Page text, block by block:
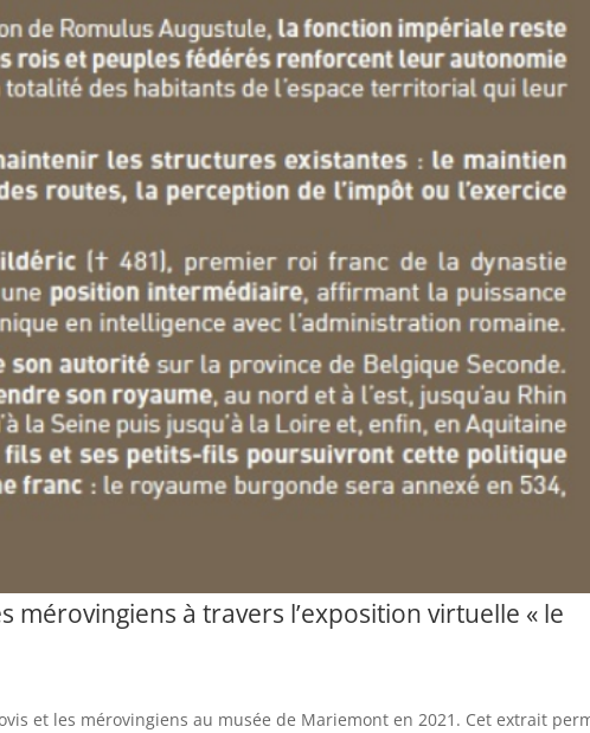
mérovingiens à travers l’exposition virtuelle « le
et les mérovingiens au musée de Mariemont en 2021. Cet extrait